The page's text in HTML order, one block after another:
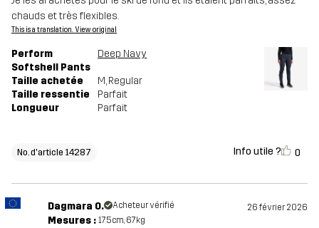
Numéro
d'article
14287_2800
chauds et très flexibles.
This is a translation. View original
Perform
Softshell Pants
Deep Navy
Taille achetée M, Regular
Taille ressentie
Parfait
Longueur
Parfait
No. d'article 14287 Info utile ? 0
Dagmara O. Acheteur vérifié 26 février 2026
Mesures : 175cm, 67kg